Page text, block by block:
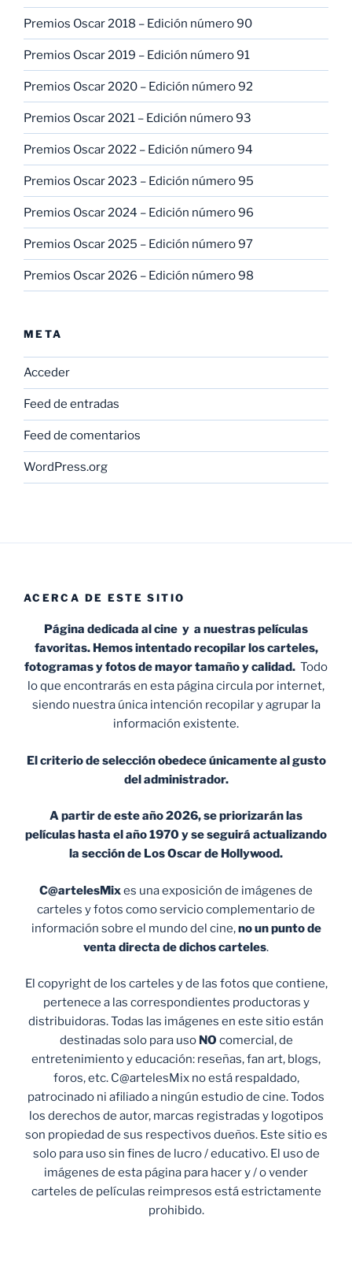
Premios Oscar 2018 – Edición número 90
Premios Oscar 2019 – Edición número 91
Premios Oscar 2020 – Edición número 92
Premios Oscar 2021 – Edición número 93
Premios Oscar 2022 – Edición número 94
Premios Oscar 2023 – Edición número 95
Premios Oscar 2024 – Edición número 96
Premios Oscar 2025 – Edición número 97
Premios Oscar 2026 – Edición número 98
META
Acceder
Feed de entradas
Feed de comentarios
WordPress.org
ACERCA DE ESTE SITIO
Página dedicada al cine y a nuestras películas
favoritas. Hemos intentado recopilar los carteles,
fotogramas y fotos de mayor tamaño y calidad. Todo
lo que encontrarás en esta página circula por internet,
siendo nuestra única intención recopilar y agrupar la
información existente.
El criterio de selección obedece únicamente al gusto
del administrador.
A partir de este año 2026, se priorizarán las
películas hasta el año 1970 y se seguirá actualizando
la sección de Los Oscar de Hollywood.
C@artelesMixes una exposición de imágenes de
carteles y fotos como servicio complementario de
información sobre el mundo del cine,no un punto de
venta directa de dichos carteles.
El copyright de los carteles y de las fotos que contiene,
pertenece a las correspondientes productoras y
distribuidoras. Todas las imágenes en este sitio están
destinadas solo para uso NO comercial, de
entretenimiento y educación: reseñas, fan art, blogs,
foros, etc. C@artelesMix no está respaldado,
patrocinado ni afiliado a ningún estudio de cine. Todos
los derechos de autor, marcas registradas y logotipos
son propiedad de sus respectivos dueños. Este sitio es
solo para uso sin fines de lucro / educativo. El uso de
imágenes de esta página para hacer y / o vender
carteles de películas reimpresos está estrictamente
prohibido.